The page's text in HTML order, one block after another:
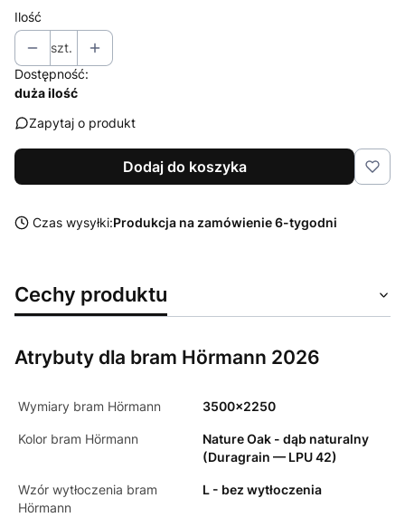
Ilość
szt.
Dostępność:
duża ilość
Zapytaj o produkt
Dodaj do koszyka
Czas wysyłki:Produkcja na zamówienie 6-tygodni
Cechy produktu
Atrybuty dla bram Hörmann 2026
Wymiary bram Hörmann 3500x2250
Kolor bram Hörmann
Nature Oak - dąb naturalny
(Duragrain — LPU 42)
Wzór wytłoczenia bram
Hörmann
L - bez wytłoczenia